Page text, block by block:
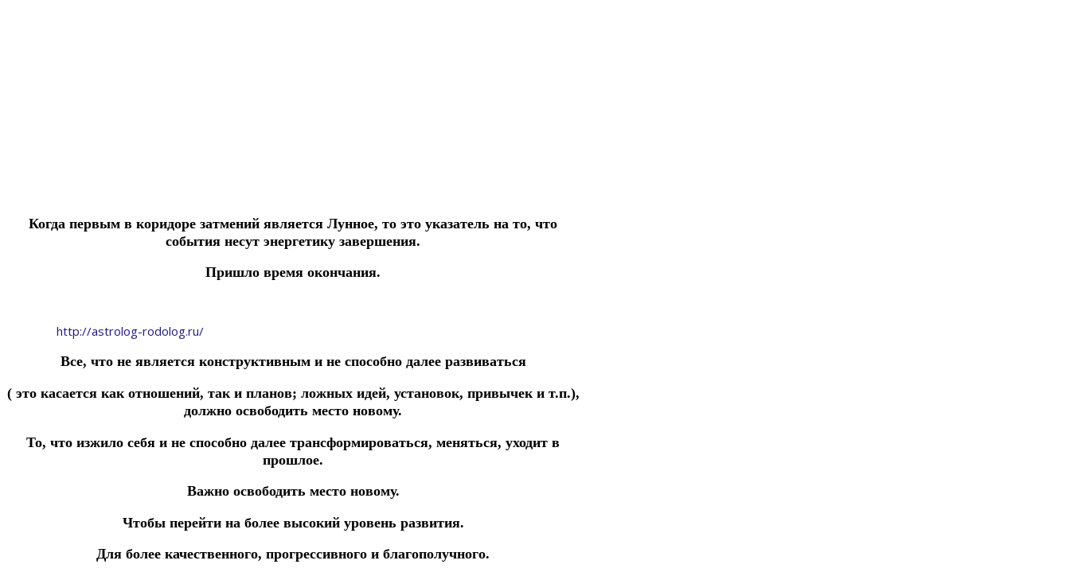
Когда первым в коридоре затмений является Лунное, то это указатель на то, что
события несут энергетику завершения.
Пришло время окончания.
http://astrolog-rodolog.ru/
Все, что не является конструктивным и не способно далее развиваться
( это касается как отношений, так и планов; ложных идей, установок, привычек и т.п.),
должно освободить место новому.
То, что изжило себя и не способно далее трансформироваться, меняться, уходит в
прошлое.
Важно освободить место новому.
Чтобы перейти на более высокий уровень развития.
Для более качественного, прогрессивного и благополучного.